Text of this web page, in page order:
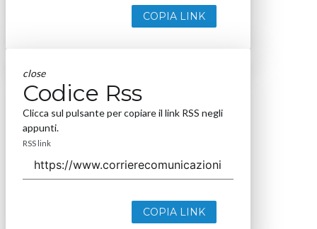
COPIA LINK
close
Codice Rss
Clicca sul pulsante per copiare il link RSS negli
appunti.
RSS link
COPIA LINK